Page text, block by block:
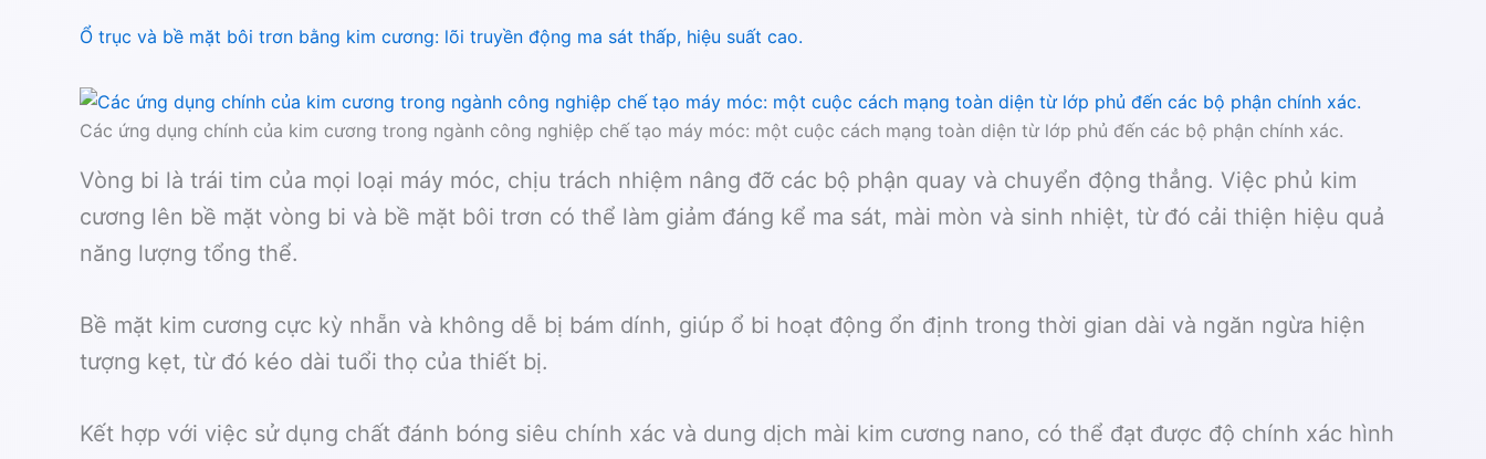
Ổ trục và bề mặt bôi trơn bằng kim cương: lõi truyền động ma sát thấp, hiệu suất cao.
Các ứng dụng chính của kim cương trong ngành công nghiệp chế tạo máy móc: một cuộc cách mạng toàn diện từ lớp phủ đến các bộ phận chính xác.
Vòng bi là trái tim của mọi loại máy móc, chịu trách nhiệm nâng đỡ các bộ phận quay và chuyển động thẳng. Việc phủ kim
cương lên bề mặt vòng bi và bề mặt bôi trơn có thể làm giảm đáng kể ma sát, mài mòn và sinh nhiệt, từ đó cải thiện hiệu quả
năng lượng tổng thể.
Bề mặt kim cương cực kỳ nhẵn và không dễ bị bám dính, giúp ổ bi hoạt động ổn định trong thời gian dài và ngăn ngừa hiện
tượng kẹt, từ đó kéo dài tuổi thọ của thiết bị.
Kết hợp với việc sử dụng chất đánh bóng siêu chính xác và dung dịch mài kim cương nano, có thể đạt được độ chính xác hình